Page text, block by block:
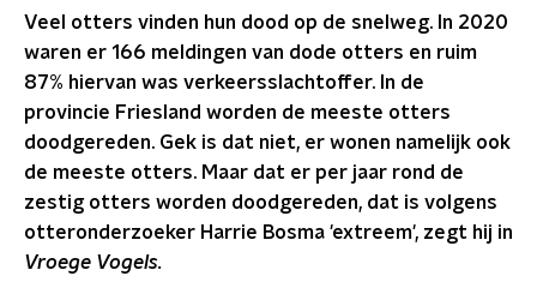
Veel otters vinden hun dood op de snelweg. In 2020
waren er 166 meldingen van dode otters en ruim
87% hiervan was verkeersslachtoffer. In de
provincie Friesland worden de meeste otters
doodgereden. Gek is dat niet, er wonen namelijk ook
de meeste otters. Maar dat er per jaar rond de
zestig otters worden doodgereden, dat is volgens
otteronderzoeker Harrie Bosma 'extreem', zegt hij in
Vroege Vogels.